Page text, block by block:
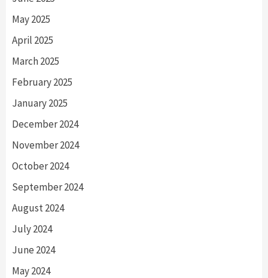
May 2025
April 2025
March 2025
February 2025
January 2025
December 2024
November 2024
October 2024
September 2024
August 2024
July 2024
June 2024
May 2024